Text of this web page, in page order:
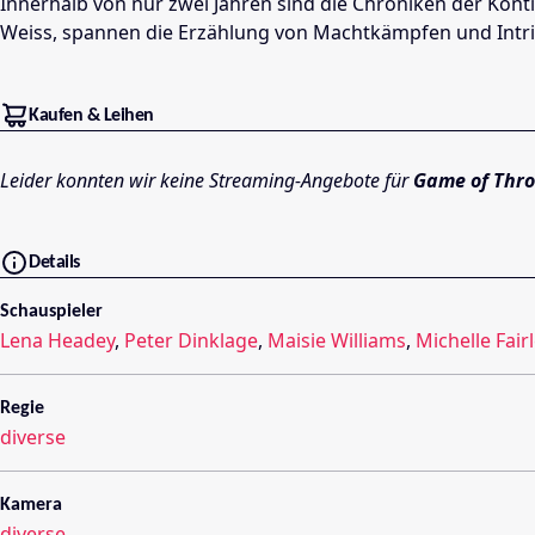
Weiss, spannen die Erzählung von Machtkämpfen und
Kaufen & Leihen
Leider konnten wir keine Streaming-Angebote fürGame of
Details
Schauspieler
Lena Headey, Peter Dinklage, Maisie Williams, Michelle
Regie
diverse
Kamera